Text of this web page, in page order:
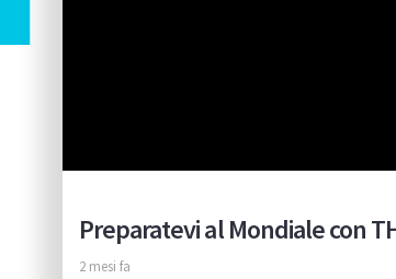
Preparatevi al Mondiale con
2 mesi fa